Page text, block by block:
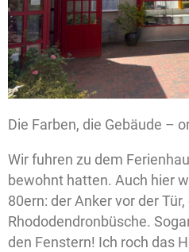
Die Farben, die Gebäude –
Wir fuhren zu dem
bewohnt hatten. Auch hier
80ern: der Anker vor der
Rhododendronbüsche.
den Fenstern! Ich roch das